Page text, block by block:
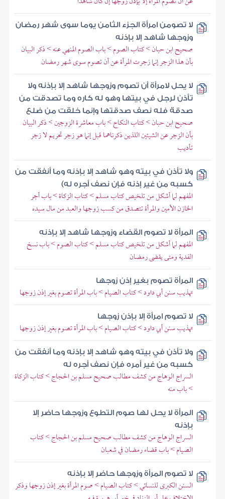
لا تصومن امرأة الجزء الثامن يوما سوى شهر رمضان
وزوجها شاهد إلا بإذنه
صحيح ابن حبان > كتاب الصوم > باب الصوم المنهي عنه > ذكر البيان
بأن هذا الزجر إنما زجرت المرأة عن أن تصوم سوى شهر رمضان
لا يحل لامرأة أن تصوم وزوجها شاهد إلا بإذنه ولا
تأذن لرجل في بيتها وهو له كاره وما تصدقت من
صدقة فله نصف صدقتها وإنما خلقت من ضلع
صحيح ابن حبان > كتاب النكاح > باب معاشرة الزوجين > ذكر البيان
بأن الزجر عن الشيئين اللذين ذكرناهما قبل إنما هو زجر تحريم لا زجر
تأديب
ولا تأذن في بيته وهو شاهد إلا بإذنه وما أنفقت من
كسبه من غير إذنه فإن نصف أجره له)
المفهم لما أشكل من تلخيص كتاب مسلم > كتاب الزكاة > باب أجر
الخازن الأمين والمرأة تتصدق من كسب زوجها والعبد من مال سيده
المرأة لا تصوم القضاء وزوجها شاهد إلا بإذنه
المفهم لما أشكل من تلخيص كتاب مسلم > كتاب الصوم > باب نسخ
الفدية ومتى يقضى رمضان
المرأة تصوم بغير إذن زوجها
تهذيب سنن أبي داود > كتاب الصيام > باب المرأة تصوم بغير إذن زوجها
لا تصوم امرأة إلا بإذن زوجها
تهذيب سنن أبي داود > كتاب الصيام > باب المرأة تصوم بغير إذن زوجها
ولا تأذن في بيته وهو شاهد إلا بإذنه وما أنفقت من
كسبه من غير أمره فإن نصف أجره له
السراج الوهاج من كشف مطالب صحيح مسلم بن الحجاج > كتاب الزكاة
> باب منه
المرأة لا يحل لها صوم التطوع وزوجها حاضر إلا
بإذنه
السراج الوهاج من كشف مطالب صحيح مسلم بن الحجاج > كتاب
الصيام > باب قضاء رمضان في شعبان
لا تصوم المرأة وزوجها حاضر إلا بإذنه
السنن الكبرى للنسائي > كتاب الصيام > صوم المرأة بغير إذن زوجها وذكر